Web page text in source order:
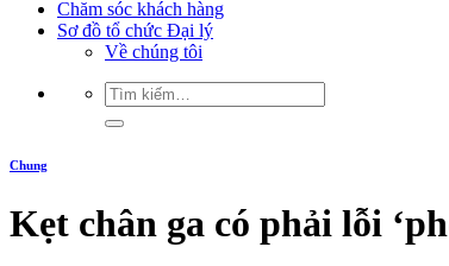
Chăm sóc khách hàng
Sơ đồ tổ chức Đại lý
Về chúng tôi
Chung
Kẹt chân ga có phải lỗi